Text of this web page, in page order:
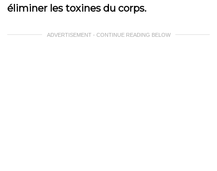
éliminer les toxines du corps.
ADVERTISEMENT - CONTINUE READING BELOW